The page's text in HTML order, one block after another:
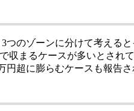
のゾーンに分けて考える
まるケースが多いとされ
超に膨らむケースも報告さ